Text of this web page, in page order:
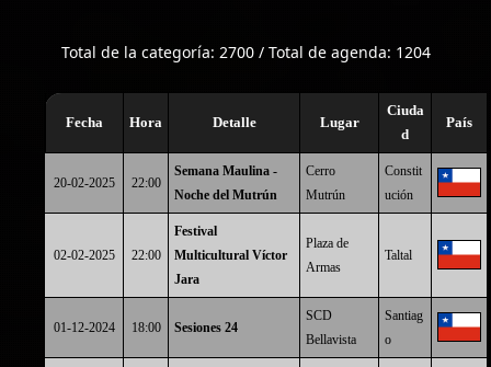
Total de la categoría: 2700 / Total de agenda: 1204
Fecha Hora Detalle Lugar
Ciuda
d
País
20-02-2025 22:00
Semana Maulina -
Noche del Mutrún
Cerro
Mutrún
Constit
ución
02-02-2025 22:00
Festival
Multicultural Víctor
Jara
Plaza de
Armas
Taltal
01-12-2024 18:00 Sesiones 24
SCD
Bellavista
Santiag
o